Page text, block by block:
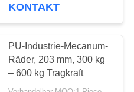
119
KONTAKT
PU-Industrie-Mecanum-
Räder, 203 mm, 300 kg
– 600 kg Tragkraft